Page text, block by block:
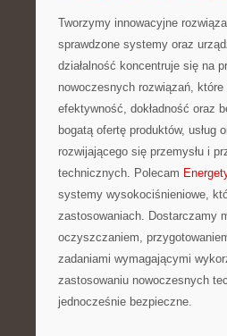
Tworzymy innowacyjne
sprawdzone systemy oraz
działalność koncentruje się na
nowoczesnych rozwiązań,
efektywność, dokładność oraz
bogatą ofertę produktów,
rozwijającego się przemysłu i
technicznych. Polecam
systemy wysokociśnieniowe,
zastosowaniach. Dostarczamy
oczyszczaniem,
zadaniami wymagającymi
zastosowaniu nowoczesnych
jednocześnie bezpieczne.